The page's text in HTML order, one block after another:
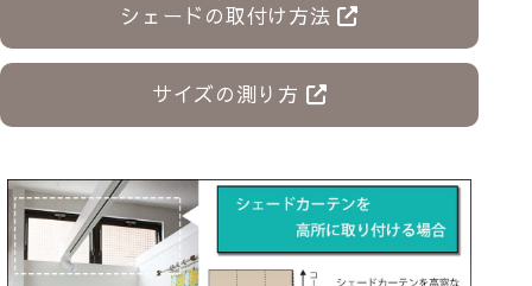
シェードの取付け方法
サイズの測り方